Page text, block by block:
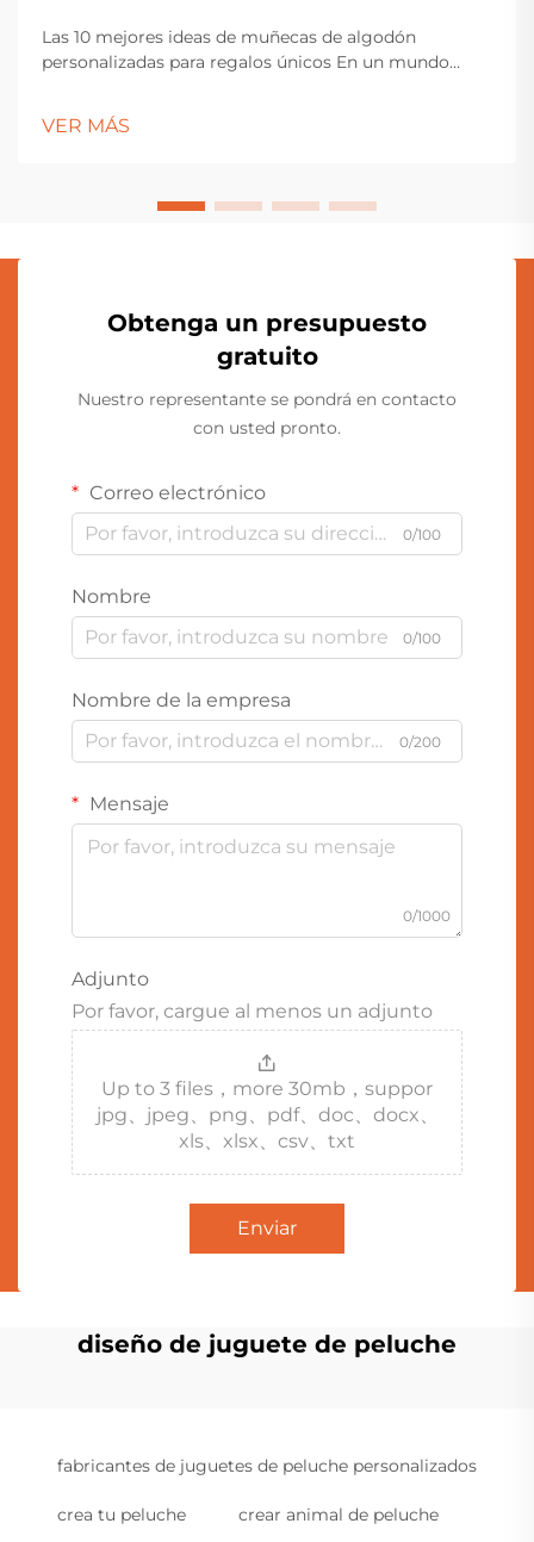
Las 10 mejores ideas de muñecas de algodón
personalizadas para regalos únicos En un mundo
regalo que sea realmente especial puede ser un reto.
Aquí es donde...
VER MÁS
Obtenga un presupuesto
gratuito
Nuestro representante se pondrá en contacto
con usted pronto.
Correo electrónico
0/100
Nombre
0/100
Nombre de la empresa
0/200
Mensaje
0/1000
Adjunto
Por favor, cargue al menos un adjunto
Up to 3 files，more 30mb，suppor
jpg、jpeg、png、pdf、doc、docx、
xls、xlsx、csv、txt
Enviar
diseño de juguete de peluche
fabricantes de juguetes de peluche personalizados
crea tu peluche crear animal de peluche